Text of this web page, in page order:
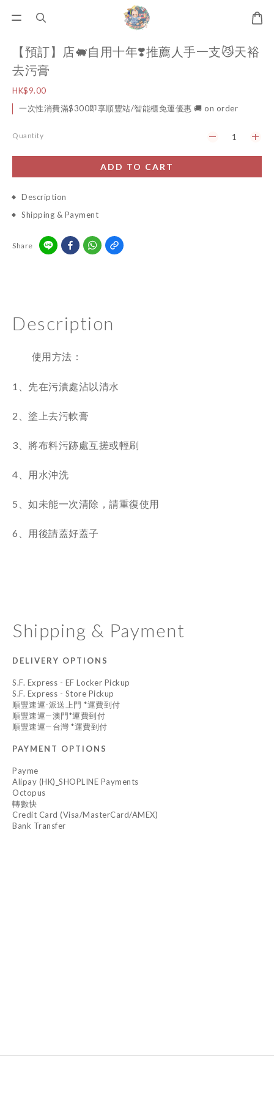
【預訂】店🐖自用十年❣️推薦人手一支😼天裕
去污膏
HK$9.00
一次性消費滿$300即享順豐站/智能櫃免運優惠 🚚 on order
Quantity
ADD TO CART
Description
Shipping & Payment
Share
Description
使用方法：
1、先在污漬處沾以清水
2、塗上去污軟膏
3、將布料污跡處互搓或輕刷
4、用水沖洗
5、如未能一次清除，請重復使用
6、用後請蓋好蓋子
Shipping & Payment
DELIVERY OPTIONS
S.F. Express - EF Locker Pickup
S.F. Express - Store Pickup
順豐速運-派送上門 *運費到付
順豐速運—澳門*運費到付
順豐速運—台灣 *運費到付
PAYMENT OPTIONS
Payme
Alipay (HK)_SHOPLINE Payments
Octopus
轉數快
Credit Card (Visa/MasterCard/AMEX)
Bank Transfer